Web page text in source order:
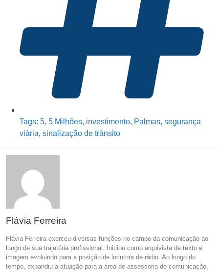
Tags: 5, 5 Milhões, investimento, Palmas, segurança
viária, sinalização de trânsito
Flávia Ferreira
Flávia Ferreira exerceu diversas funções no campo da comunicação ao
longo de sua trajetória profissional. Iniciou como arquivista de texto e
imagem evoluindo para a posição de locutora de rádio. Ao longo do
tempo, expandiu a atuação para a área de assessoria de comunicação,